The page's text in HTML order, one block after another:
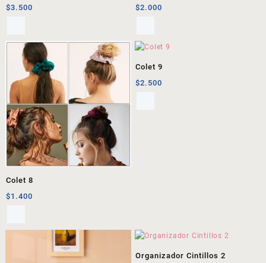
$3.500
$2.000
Colet 8
$1.400
Colet 9
$2.500
Organizador Cintillos 2